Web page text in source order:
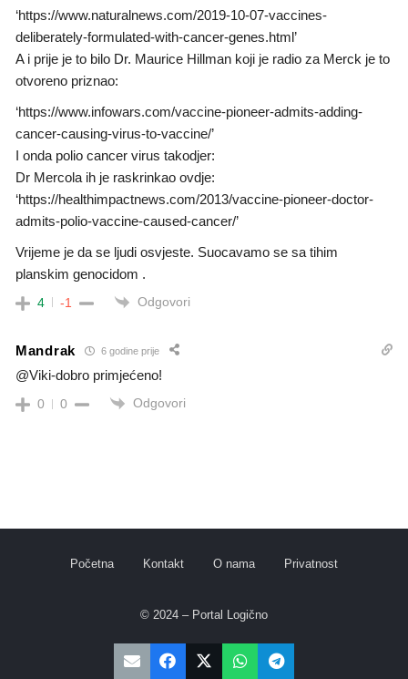
‘https://www.naturalnews.com/2019-10-07-vaccines-
deliberately-formulated-with-cancer-genes.html’
A i prije je to bilo Dr. Maurice Hillman koji je radio za Merck je to
otvoreno priznao:
‘https://www.infowars.com/vaccine-pioneer-admits-adding-
cancer-causing-virus-to-vaccine/’
I onda polio cancer virus takodjer:
Dr Mercola ih je raskrinkao ovdje:
‘https://healthimpactnews.com/2013/vaccine-pioneer-doctor-
admits-polio-vaccine-caused-cancer/’
Vrijeme je da se ljudi osvjeste. Suocavamo se sa tihim
planskim genocidom .
4 -1 Odgovori
Mandrak 6 godine prije
@Viki-dobro primjećeno!
0 0 Odgovori
Početna Kontakt O nama Privatnost
© 2024 – Portal Logično